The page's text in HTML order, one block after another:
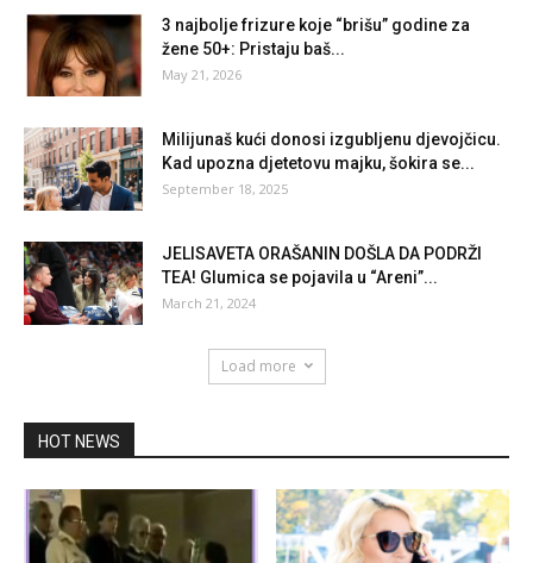
3 najbolje frizure koje “brišu” godine za
žene 50+: Pristaju baš...
May 21, 2026
Milijunaš kući donosi izgubljenu djevojčicu.
Kad upozna djetetovu majku, šokira se...
September 18, 2025
JELISAVETA ORAŠANIN DOŠLA DA PODRŽI
TEA! Glumica se pojavila u “Areni”...
March 21, 2024
Load more
HOT NEWS